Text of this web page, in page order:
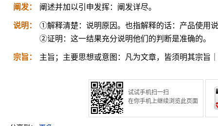
阐发： 阐述并加以引申发挥：阐发详尽。
说明：
①解释清楚：说明原因。也指解释的话：产品使用
②证明：这一结果充分说明他们的判断是准确的。
宗旨： 主旨；主要思想或意图：凡为文章，皆须明其宗旨
试试手机扫一扫
在你手机上继续浏览此页面